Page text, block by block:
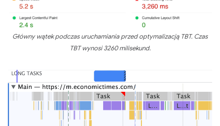
Główny wątek podczas uruchamiania przed optymalizacją TBT. Czas
TBT wynosi 3260 milisekund.